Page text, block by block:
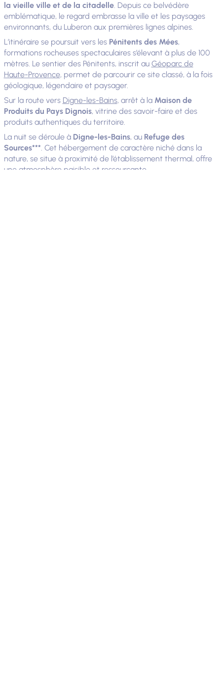
la vieille ville et de la citadelle. Depuis ce belvédère
emblématique, le regard embrasse la ville et les paysages
environnants, du Luberon aux premières lignes alpines.
L’itinéraire se poursuit vers les Pénitents des Mées,
formations rocheuses spectaculaires s’élevant à plus de 100
mètres. Le sentier des Pénitents, inscrit au Géoparc de
Haute-Provence, permet de parcourir ce site classé, à la fois
géologique, légendaire et paysager.
Sur la route vers Digne-les-Bains, arrêt à la Maison de
Produits du Pays Dignois, vitrine des savoir-faire et des
produits authentiques du territoire.
La nuit se déroule à Digne-les-Bains, au Refuge des
Sources***. Cet hébergement de caractère niché dans la
nature, se situe à proximité de l’établissement thermal, offre
une atmosphère paisible et ressourçante.